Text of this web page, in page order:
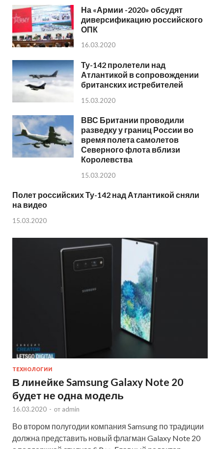
На «Армии -2020» обсудят
диверсификацию российского
ОПК
16.03.2020
Ту-142 пролетели над
Атлантикой в сопровождении
британских истребителей
15.03.2020
ВВС Британии проводили
разведку у границ России во
время полета самолетов
Северного флота вблизи
Королевства
15.03.2020
Полет российских Ту-142 над Атлантикой сняли
на видео
15.03.2020
ТЕХНОЛОГИИ
В линейке Samsung Galaxy Note 20
будет не одна модель
16.03.2020 - от admin
Во втором полугодии компания Samsung по традиции
должна представить новый флагман Galaxy Note 20